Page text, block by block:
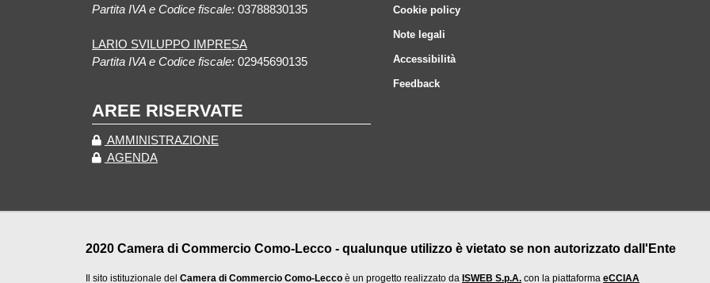
Partita IVA e Codice fiscale: 03788830135
LARIO SVILUPPO IMPRESA
Partita IVA e Codice fiscale: 02945690135
AREE RISERVATE
AMMINISTRAZIONE
AGENDA
Cookie policy
Note legali
Accessibilità
Feedback
2020 Camera di Commercio Como-Lecco - qualunque utilizzo è vietato se non autorizzato dall'Ente
Il sito istituzionale del Camera di Commercio Como-Lecco è un progetto realizzato da ISWEB S.p.A. con la piattaforma eCCIAA